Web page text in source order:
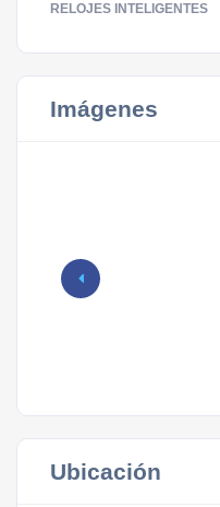
RELOJES INTELIGENTES
Imágenes
Ubicación